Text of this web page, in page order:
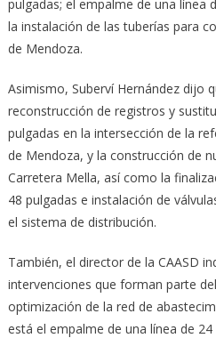
pulgadas; el empalme de una línea
la instalación de las tuberías para
de Mendoza.
Asimismo, Suberví Hernández dijo
reconstrucción de registros y
pulgadas en la intersección de la
de Mendoza, y la construcción de
Carretera Mella, así como la
48 pulgadas e instalación de
el sistema de distribución.
También, el director de la CAASD
intervenciones que forman parte
optimización de la red de
está el empalme de una línea de